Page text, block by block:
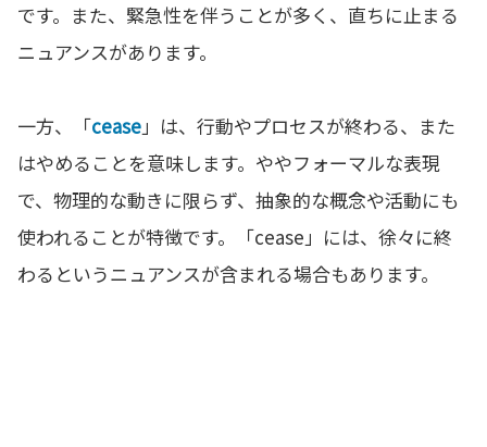
です。また、緊急性を伴うことが多く、直ちに止まる
ニュアンスがあります。
一方、「cease」は、行動やプロセスが終わる、また
はやめることを意味します。ややフォーマルな表現
で、物理的な動きに限らず、抽象的な概念や活動にも
使われることが特徴です。「cease」には、徐々に終
わるというニュアンスが含まれる場合もあります。